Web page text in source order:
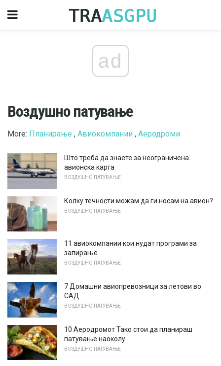
ad
Воздушно патување
More: Планирање , Авиокомпании , Аеродроми
Што треба да знаете за неограничена
авионска карта
ВОЗДУШНО ПАТУВАЊЕ
Колку течности можам да ги носам на авион?
ВОЗДУШНО ПАТУВАЊЕ
11 авиокомпании кои нудат програми за
запирање
ВОЗДУШНО ПАТУВАЊЕ
7 Домашни авиопревозници за летови во
САД
ВОЗДУШНО ПАТУВАЊЕ
10 Аеродромот Тако стои да планираш
патување наоколу
ВОЗДУШНО ПАТУВАЊЕ